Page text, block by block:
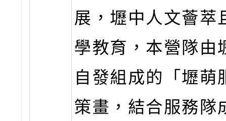
展，壢中人文薈萃
學教育，本營隊由
自發組成的「壢萌
策畫，結合服務隊